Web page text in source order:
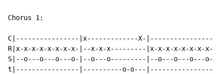
Chorus 1:
C|----------------|x-------------X-|----------------
R|x-x-x-x-x-x-x-x-|--x-x-x---------|x-x-x-x-x-x-x-
S|--o---o---o---o-|--o---o---------|--o---o---o---o-|--
t|----------------|----------o-o---|----------------